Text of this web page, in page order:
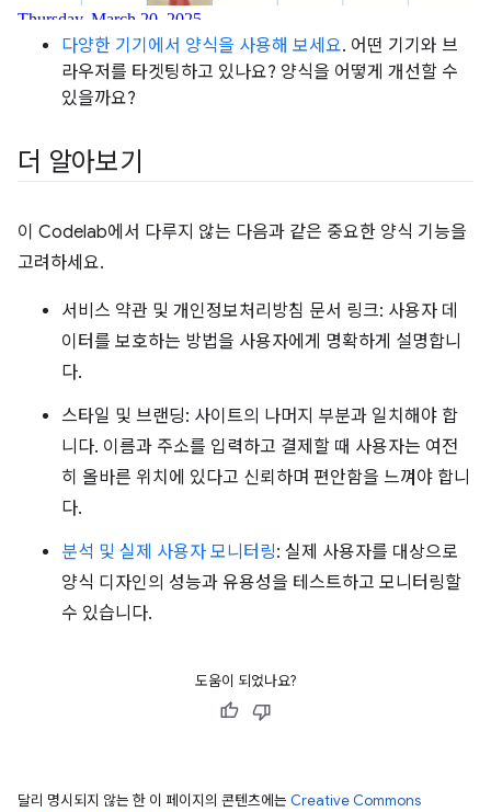
다양한 기기에서 양식을 사용해 보세요. 어떤 기기와 브
라우저를 타겟팅하고 있나요? 양식을 어떻게 개선할 수
있을까요?
더 알아보기
이 Codelab에서 다루지 않는 다음과 같은 중요한 양식 기능을
고려하세요.
서비스 약관 및 개인정보처리방침 문서 링크: 사용자 데
이터를 보호하는 방법을 사용자에게 명확하게 설명합니
다.
스타일 및 브랜딩: 사이트의 나머지 부분과 일치해야 합
니다. 이름과 주소를 입력하고 결제할 때 사용자는 여전
히 올바른 위치에 있다고 신뢰하며 편안함을 느껴야 합니
다.
분석 및 실제 사용자 모니터링: 실제 사용자를 대상으로
양식 디자인의 성능과 유용성을 테스트하고 모니터링할
수 있습니다.
도움이 되었나요?
달리 명시되지 않는 한 이 페이지의 콘텐츠에는 Creative Commons